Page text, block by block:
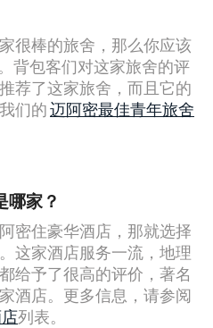
很棒的旅舍，那么你应该
背包客们对这家旅舍的评
荐了这家旅舍，而且它的
们的迈阿密最佳青年旅舍
哪家？
密住豪华酒店，那就选择
这家酒店服务一流，地理
给予了很高的评价，著名
酒店。更多信息，请参阅
列表。